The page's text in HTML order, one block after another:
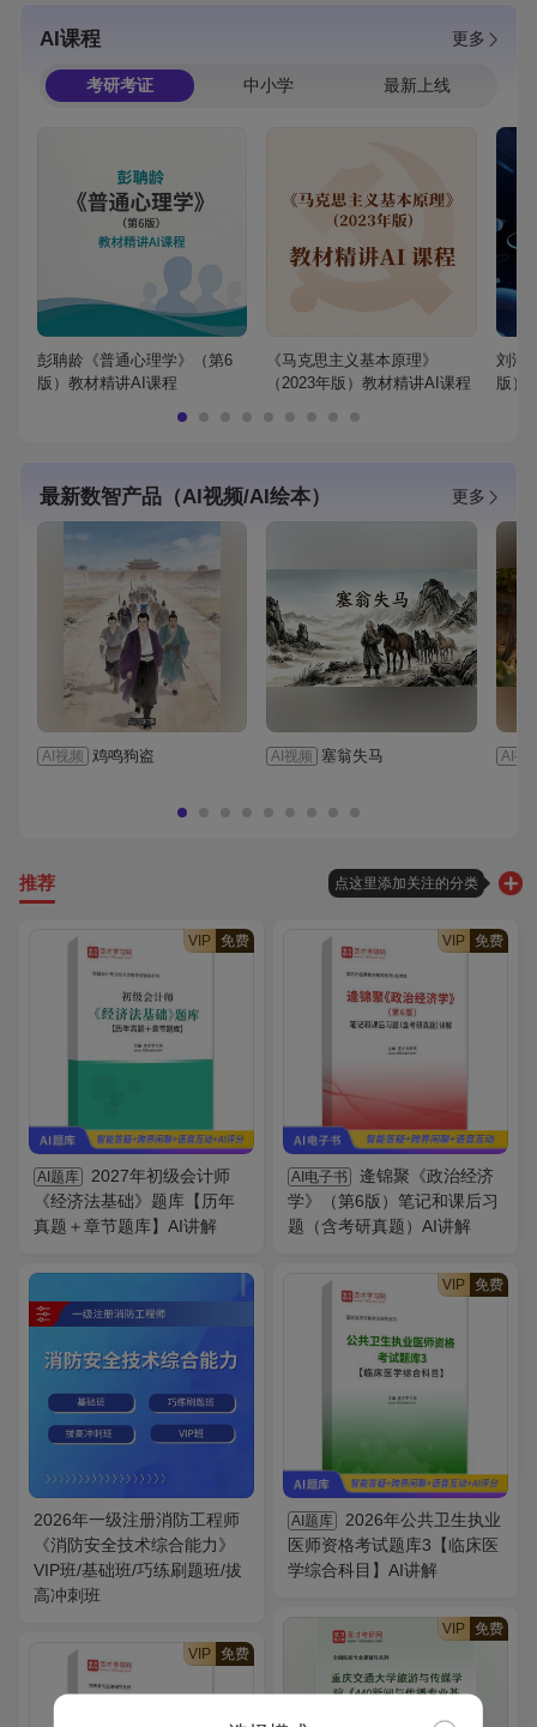
AI课程 更多
考研考证 中小学 最新上线
彭聃龄《普通心理学》（第6
版）教材精讲AI课程
《马克思主义基本原理》
（2023年版）教材精讲AI课程
刘鸿
版）
最新数智产品（AI视频/AI绘本） 更多
AI视频 鸡鸣狗盗 AI视频 塞翁失马 AI视
推荐 点这里添加关注的分类
VIP 免费
AI题库
2027年初级会计师
《经济法基础》题库【历年
真题＋章节题库】AI讲解
VIP 免费
AI电子书
逄锦聚《政治经济
学》（第6版）笔记和课后习
题（含考研真题）AI讲解
2026年一级注册消防工程师
《消防安全技术综合能力》
VIP班/基础班/巧练刷题班/拔
高冲刺班
VIP 免费
AI题库
2026年公共卫生执业
医师资格考试题库3【临床医
学综合科目】AI讲解
VIP 免费
VIP 免费